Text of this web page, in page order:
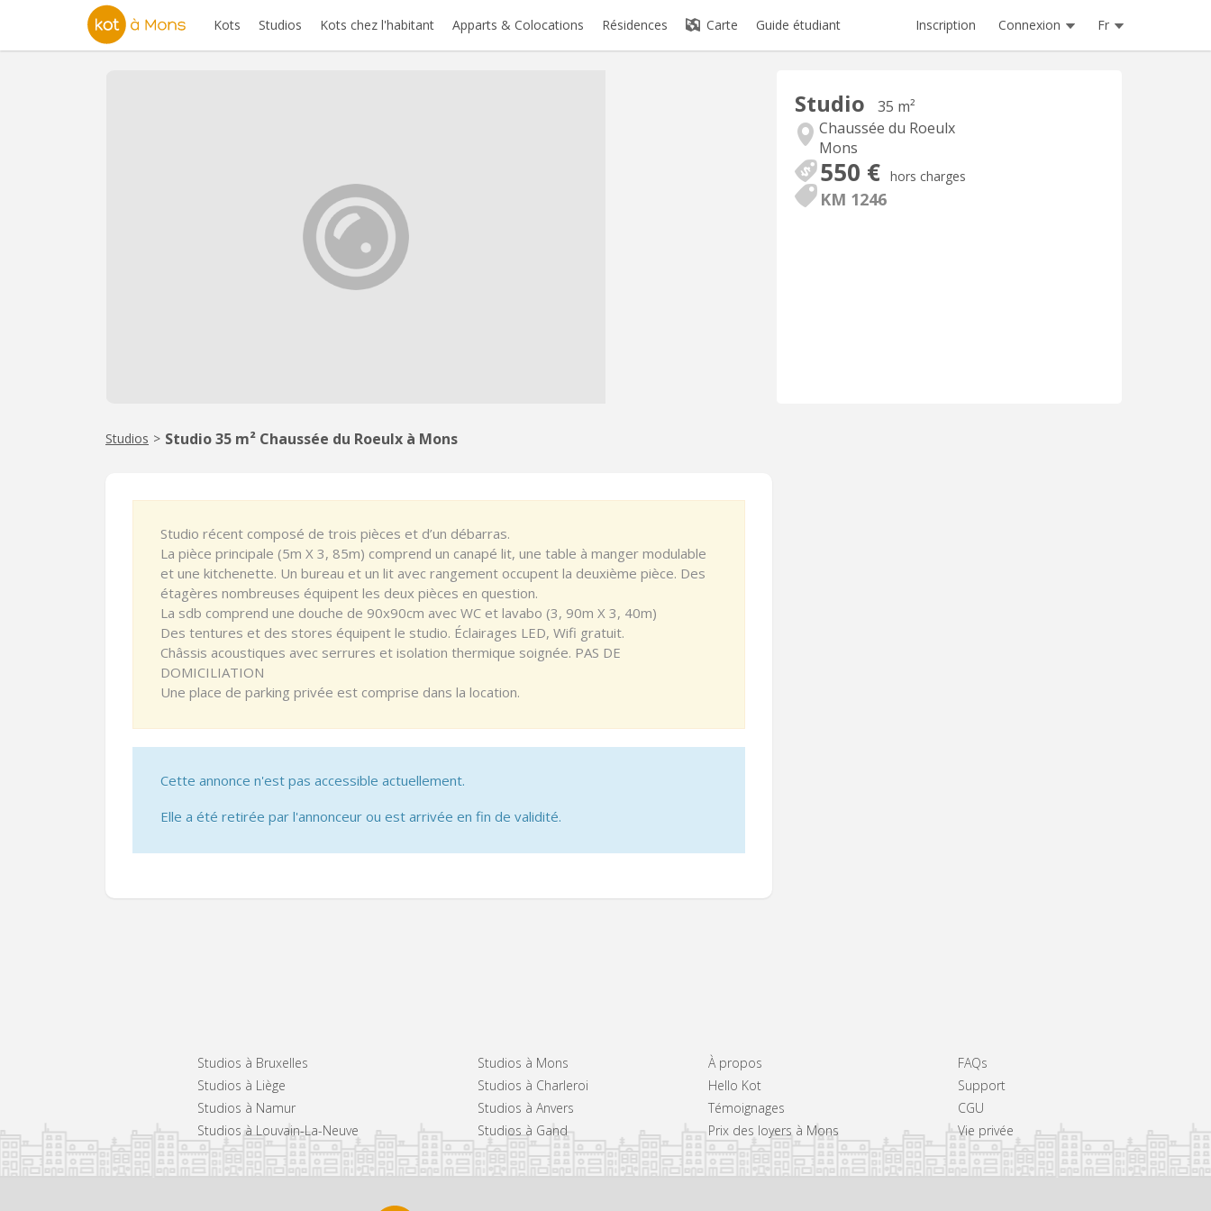
Kots Studios Kots chez l'habitant Apparts & Colocations Résidences Carte Guide étudiant Inscription Connexion Fr
Studio
35 m²
Chaussée du Roeulx
Mons
550 € hors charges
KM 1246
Studios > Studio 35 m² Chaussée du Roeulx à Mons
Studio récent composé de trois pièces et d’un débarras.
La pièce principale (5m X 3, 85m) comprend un canapé lit, une table à manger modulable
et une kitchenette. Un bureau et un lit avec rangement occupent la deuxième pièce. Des
étagères nombreuses équipent les deux pièces en question.
La sdb comprend une douche de 90x90cm avec WC et lavabo (3, 90m X 3, 40m)
Des tentures et des stores équipent le studio. Éclairages LED, Wifi gratuit.
Châssis acoustiques avec serrures et isolation thermique soignée. PAS DE
DOMICILIATION
Une place de parking privée est comprise dans la location.
Cette annonce n'est pas accessible actuellement.
Elle a été retirée par l'annonceur ou est arrivée en fin de validité.
Studios à Bruxelles
Studios à Liège
Studios à Namur
Studios à Louvain-La-Neuve
Studios à Mons
Studios à Charleroi
Studios à Anvers
Studios à Gand
À propos
Hello Kot
Témoignages
Prix des loyers à Mons
FAQs
Support
CGU
Vie privée